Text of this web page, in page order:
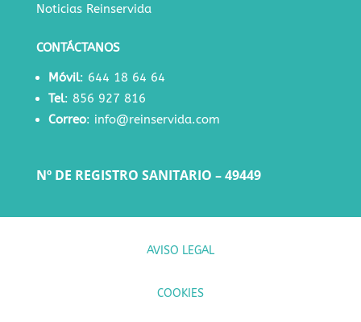
Noticias Reinservida
CONTÁCTANOS
Móvil: 644 18 64 64
Tel: 856 927 816
Correo: info@reinservida.com
Nº DE REGISTRO SANITARIO – 49449
AVISO LEGAL
COOKIES